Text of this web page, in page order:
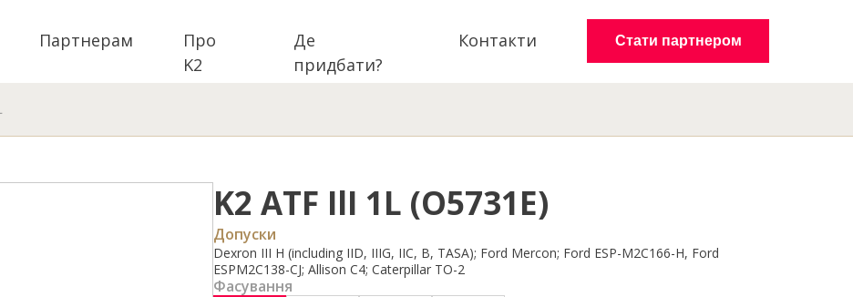
Стати партнером
Про
K2
Партнерам
Де
придбати?
Контакти
K2 ATF IlI 1L (O5731Е)
Допуски
Dexron III H (including IID, IIIG, IIC, B, TASA); Ford Mercon; Ford ESP-M2C166-H, Ford
ESPM2C138-CJ; Allison C4; Caterpillar TO-2
Фасування